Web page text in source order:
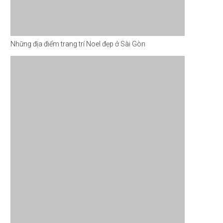
Những địa điểm trang trí Noel đẹp ở Sài Gòn